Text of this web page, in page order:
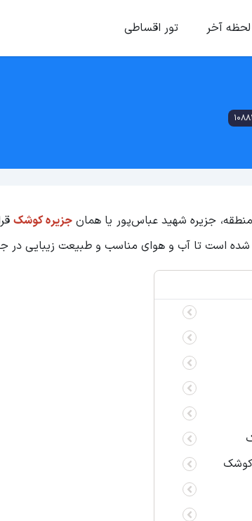
آخر تور اقساطی
جزیره شهید عباس‌پور یا همانجزیره کوشک
شده است تا آب و هوای مناسب و طبیعت زیبایی در
کوشک